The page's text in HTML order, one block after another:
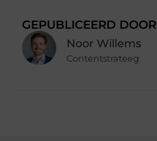
GEPUBLICEERD DOOR
Noor Willems
Contentstrateeg